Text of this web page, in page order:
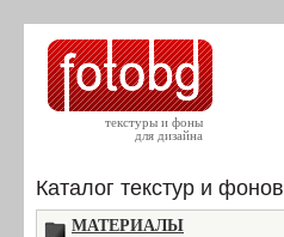
текстуры и фоны
для дизайна
Каталог текстур и фонов
МАТЕРИАЛЫ